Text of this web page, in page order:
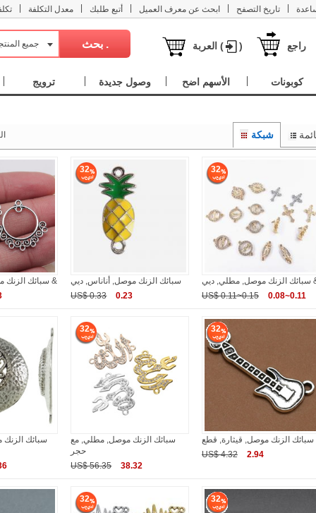
معدل التكلفة أتبع طلبك ابحث عن معرف العميل تاريخ التصفح
جميع العربة ( ) راجع
ترويج وصول جديدة الأسهم اضح كوبونات
شبكة
سبائك الزنك موصل, مطلي, ديي &
32
سبائك الزنك موصل, أناناس, ديي
US$ 0.33
0.23
32
ديي &
US$ 0.11~0.15
0.08~0.11
سبائك
32
سبائك الزنك موصل, مطلي, مع
حجر
US$ 56.35
38.32
32
سبائك الزنك موصل, قيثارة, قطع
US$ 4.32
2.94
32 32